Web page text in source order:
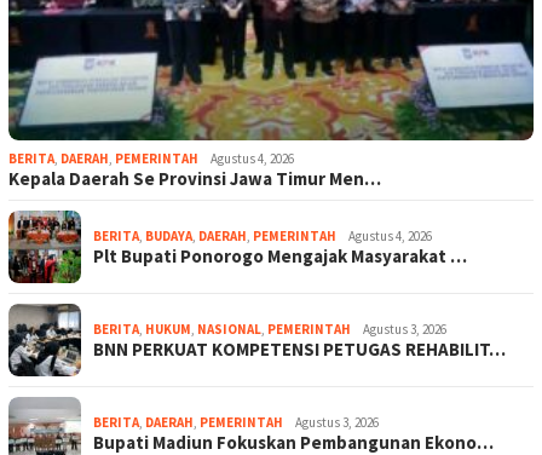
BERITA DAERAH PEMERINTAH Agustus 4, 2026
Kepala Daerah Se Provinsi Jawa Timur Men…
BERITA BUDAYA DAERAH PEMERINTAH Agustus 4, 2026
Plt Bupati Ponorogo Mengajak Masyarakat …
BERITA HUKUM NASIONAL PEMERINTAH Agustus 3, 2026
BNN PERKUAT KOMPETENSI PETUGAS REHABILIT…
BERITA DAERAH PEMERINTAH Agustus 3, 2026
Bupati Madiun Fokuskan Pembangunan Ekono…